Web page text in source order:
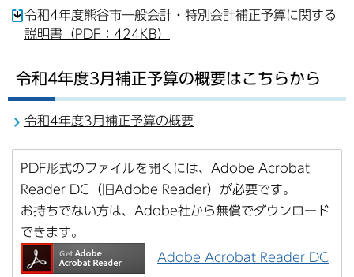
令和4年度熊谷市一般会計・特別会計補正予算に関する
説明書（PDF：424KB）
令和4年度3月補正予算の概要はこちらから
令和4年度3月補正予算の概要
PDF形式のファイルを開くには、Adobe Acrobat
Reader DC（旧Adobe Reader）が必要です。
お持ちでない方は、Adobe社から無償でダウンロード
できます。
Adobe Acrobat Reader DC